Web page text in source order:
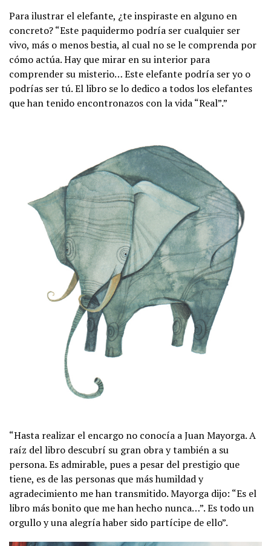
Para ilustrar el elefante, ¿te inspiraste en alguno en
concreto? “Este paquidermo podría ser cualquier ser
vivo, más o menos bestia, al cual no se le comprenda por
cómo actúa. Hay que mirar en su interior para
comprender su misterio… Este elefante podría ser yo o
podrías ser tú. El libro se lo dedico a todos los elefantes
que han tenido encontronazos con la vida “Real”.”
“Hasta realizar el encargo no conocía a Juan Mayorga. A
raíz del libro descubrí su gran obra y también a su
persona. Es admirable, pues a pesar del prestigio que
tiene, es de las personas que más humildad y
agradecimiento me han transmitido. Mayorga dijo: “Es el
libro más bonito que me han hecho nunca…”. Es todo un
orgullo y una alegría haber sido partícipe de ello”.